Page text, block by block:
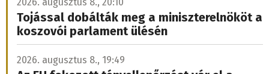
Tojással dobálták meg a miniszterelnököt a
koszovói parlament ülésén
2026. augusztus 8., 19:49